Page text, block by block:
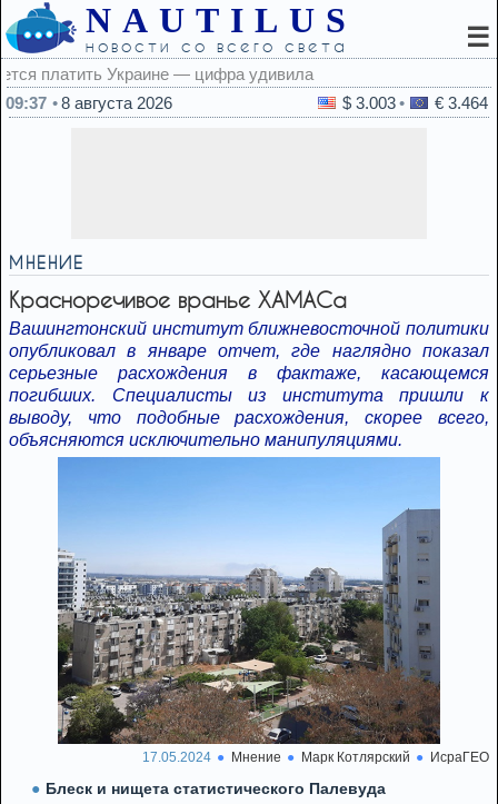
NAUTILUS
новости со всего света ☰
09:37
8 августа 2026 $ 3.003 € 3.464
МНЕНИЕ
Красноречивое вранье ХАМАСа
Вашингтонский институт ближневосточной политики
опубликовал в январе отчет, где наглядно показал
серьезные расхождения в фактаже, касающемся
погибших. Специалисты из института пришли к
выводу, что подобные расхождения, скорее всего,
объясняются исключительно манипуляциями.
17.05.2024 Мнение Марк Котлярский ИсраГЕО
Блеск и нищета статистического Палевуда